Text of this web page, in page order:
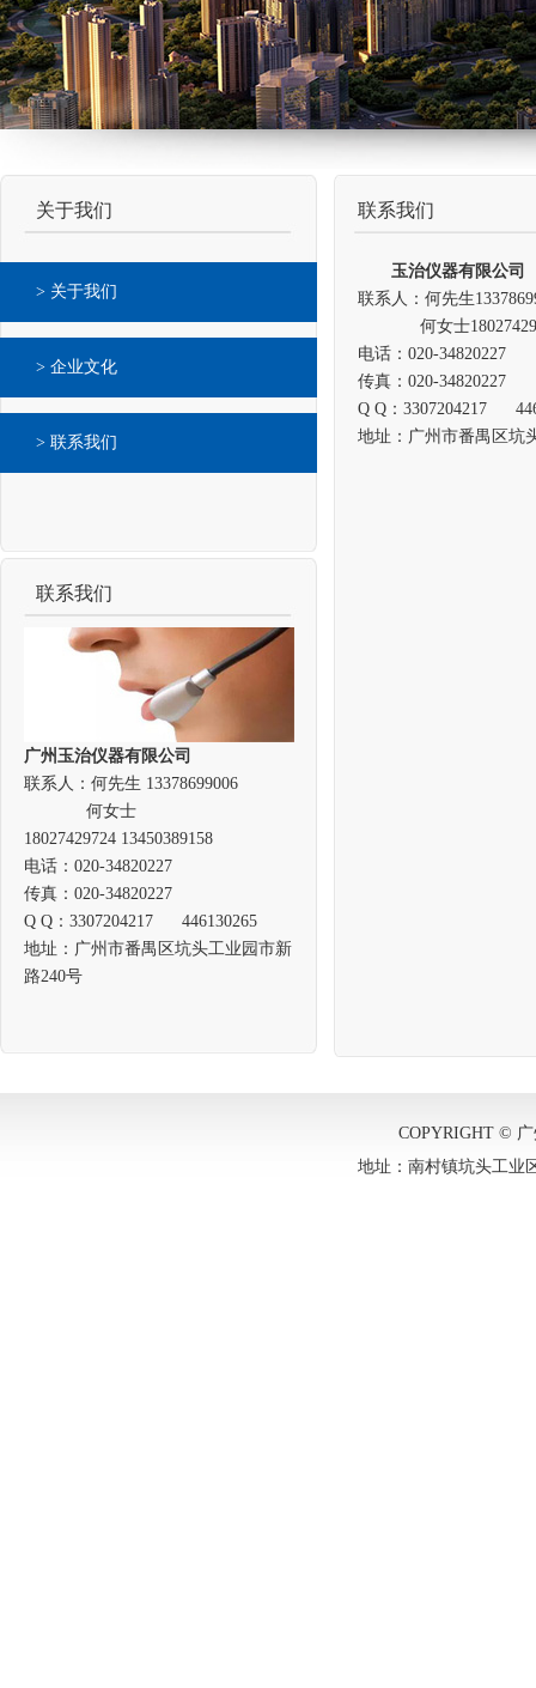
关于我们
> 关于我们
> 企业文化
> 联系我们
联系我们
广州玉治仪器有限公司
联系人：何先生 13378699006
何女士
18027429724 13450389158
电话：020-34820227
传真：020-34820227
Q Q：3307204217 446130265
地址：广州市番禺区坑头工业园市新
路240号
联系我们
玉治仪器有限公司
联系人：何先生
何女士
电话：020-34820227
传真：020-34820227
Q Q：3307204217
地址：广州市番禺区坑
COPYRIGHT ©
地址：南村镇坑头工业